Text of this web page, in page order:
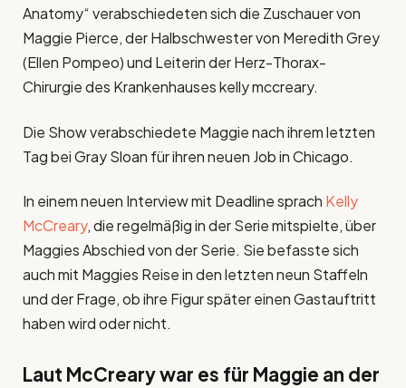
Anatomy“ verabschiedeten sich die Zuschauer von
Maggie Pierce, der Halbschwester von Meredith Grey
(Ellen Pompeo) und Leiterin der Herz-Thorax-
Chirurgie des Krankenhauses kelly mccreary.
Die Show verabschiedete Maggie nach ihrem letzten
Tag bei Gray Sloan für ihren neuen Job in Chicago.
In einem neuen Interview mit Deadline sprach Kelly
McCreary, die regelmäßig in der Serie mitspielte, über
Maggies Abschied von der Serie. Sie befasste sich
auch mit Maggies Reise in den letzten neun Staffeln
und der Frage, ob ihre Figur später einen Gastauftritt
haben wird oder nicht.
Laut McCreary war es für Maggie an der